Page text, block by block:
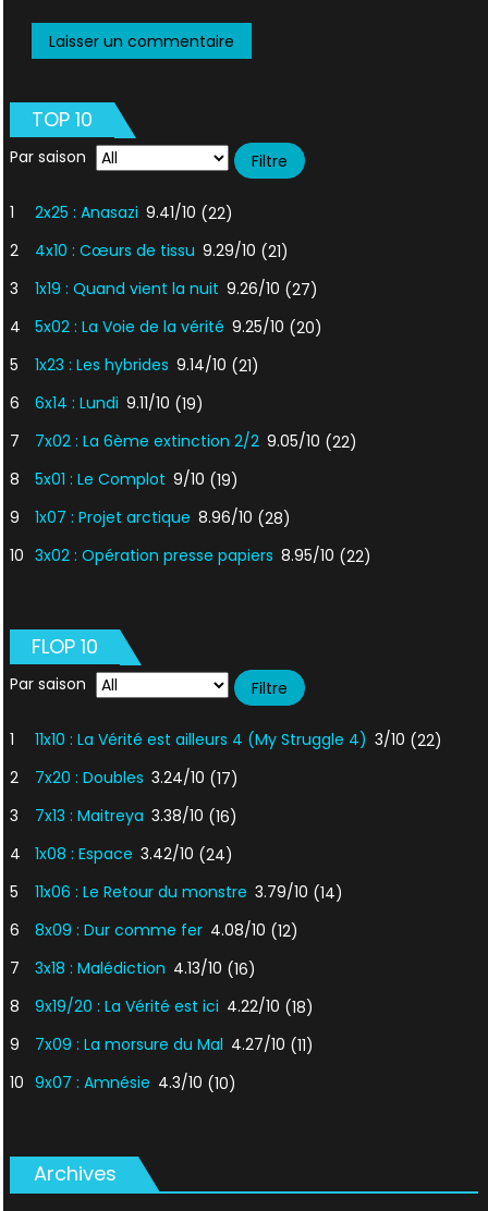
TOP 10
Par saison
1 2x25 : Anasazi 9.41/10 (22)
2
4x10 : Cœurs de tissu 9.29/10 (21)
3
1x19 : Quand vient la nuit 9.26/10 (27)
4
5x02 : La Voie de la vérité 9.25/10 (20)
5
1x23 : Les hybrides 9.14/10 (21)
6
6x14 : Lundi 9.11/10 (19)
7
7x02 : La 6ème extinction 2/2 9.05/10 (22)
8
5x01 : Le Complot 9/10 (19)
9
1x07 : Projet arctique 8.96/10 (28)
10 3x02 : Opération presse papiers 8.95/10 (22)
FLOP 10
Par saison
1 11x10 : La Vérité est ailleurs 4 (My Struggle 4) 3/10 (22)
2
7x20 : Doubles 3.24/10 (17)
3
7x13 : Maitreya 3.38/10 (16)
4
1x08 : Espace 3.42/10 (24)
5
11x06 : Le Retour du monstre 3.79/10 (14)
6
8x09 : Dur comme fer 4.08/10 (12)
7
3x18 : Malédiction 4.13/10 (16)
8
9x19/20 : La Vérité est ici 4.22/10 (18)
9
7x09 : La morsure du Mal 4.27/10 (11)
10 9x07 : Amnésie 4.3/10 (10)
Archives